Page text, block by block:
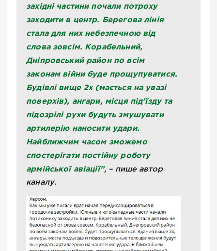
західні частини почали потроху
заходити в центр. Берегова лінія
стала для них небезпечною від
слова зовсім. Корабельний,
Дніпровський район по всім
законам війни буде прощупуватися.
Будівлі вище 2х (мається на увазі
поверхів), ангари, місця під’їзду та
підозрілі рухи будуть змушувати
артилерію наносити удари.
Найближчим часом зможемо
спостерігати постійну роботу
армійської авіації”, – пише автор
каналу.